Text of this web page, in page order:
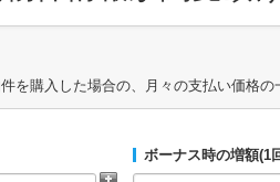
を購入した場合の、月々の支払い価格
ボーナス時の増額(1